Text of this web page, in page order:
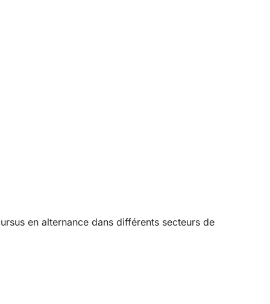
en alternance dans différents secteurs de